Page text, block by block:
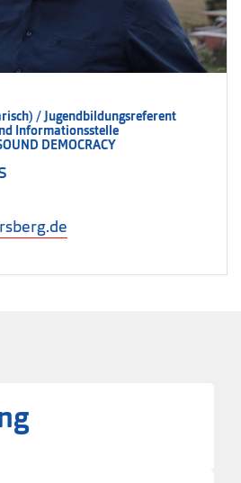
/ Jugendbildungsreferent
Informationsstelle
DEMOCRACY